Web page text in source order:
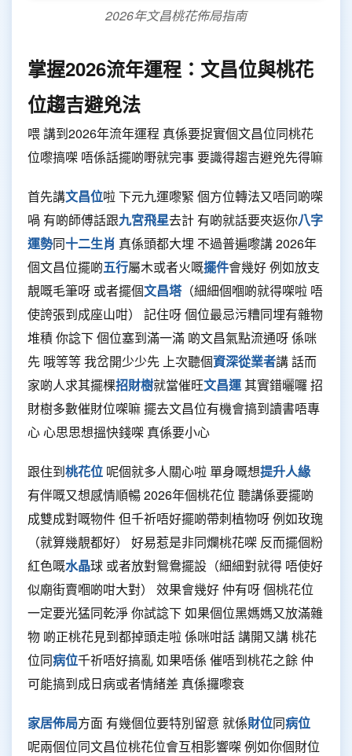
2026年文昌桃花佈局指南
掌握2026流年運程：文昌位與桃花
位趨吉避兇法
喂 講到2026年流年運程 真係要捉實個文昌位同桃花
位嚟搞㗎 唔係話擺啲嘢就完事 要識得趨吉避兇先得嘛
首先講文昌位啦 下元九運嚟緊 個方位轉法又唔同啲㗎
喎 有啲師傅話跟九宮飛星去計 有啲就話要夾返你八字
運勢同十二生肖 真係頭都大埋 不過普遍嚟講 2026年
個文昌位擺啲五行屬木或者火嘅擺件會幾好 例如放支
靚嘅毛筆呀 或者擺個文昌塔 （細細個嗰啲就得㗎啦 唔
使誇張到成座山咁） 記住呀 個位最忌污糟同埋有雜物
堆積 你諗下 個位塞到滿一滿 啲文昌氣點流通呀 係咪
先 哦等等 我岔開少少先 上次聽個資深從業者講 話而
家啲人求其擺棵招財樹就當催旺文昌運其實錯曬囉 招
財樹多數催財位㗎嘛 擺去文昌位有機會搞到讀書唔專
心 心思思想搵快錢㗎 真係要小心
跟住到桃花位 呢個就多人關心啦 單身嘅想提升人緣
有伴嘅又想感情順暢 2026年個桃花位 聽講係要擺啲
成雙成對嘅物件 但千祈唔好擺啲帶刺植物呀 例如玫瑰
（就算幾靚都好） 好易惹是非同爛桃花㗎 反而擺個粉
紅色嘅水晶球 或者放對鴛鴦擺設（細細對就得 唔使好
似廟街賣嗰啲咁大對） 效果會幾好 仲有呀 個桃花位
一定要光猛同乾淨 你試諗下 如果個位黑媽媽又放滿雜
物 啲正桃花見到都掉頭走啦 係咪咁話 講開又講 桃花
位同病位千祈唔好搞亂 如果唔係 催唔到桃花之餘 仲
可能搞到成日病或者情緒差 真係攞嚟衰
家居佈局方面 有幾個位要特別留意 就係財位同病位
呢兩個位同文昌位桃花位會互相影響㗎 例如你個財位